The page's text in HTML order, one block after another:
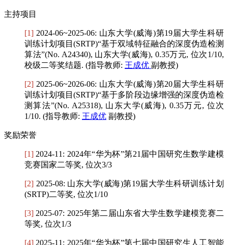
主持项目
[1] 2024-06~2025-06: 山东大学(威海)第19届大学生科研
训练计划项目(SRTP)“基于双域特征融合的深度伪造检测
算法”(No. A24340), 山东大学(威海), 0.35万元, 位次1/10,
校级二等奖结题. (指导教师: 王成优 副教授)
[2] 2025-06~2026-06: 山东大学(威海)第20届大学生科研
训练计划项目(SRTP)“基于多阶段边缘增强的深度伪造检
测算法”(No. A25318), 山东大学(威海), 0.35万元, 位次
1/10. (指导教师: 王成优 副教授)
奖励荣誉
[1] 2024-11: 2024年“华为杯”第21届中国研究生数学建模
竞赛国家二等奖, 位次3/3
[2] 2025-08: 山东大学(威海)第19届大学生科研训练计划
(SRTP)二等奖, 位次1/10
[3] 2025-07: 2025年第二届山东省大学生数学建模竞赛二
等奖, 位次1/3
[4] 2025-11: 2025年“华为杯”第七届中国研究生人工智能